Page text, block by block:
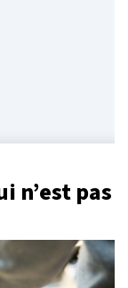
n’est pas